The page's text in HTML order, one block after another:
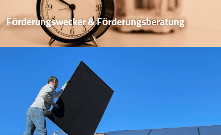
Förderungswecker & Förderungsberatung